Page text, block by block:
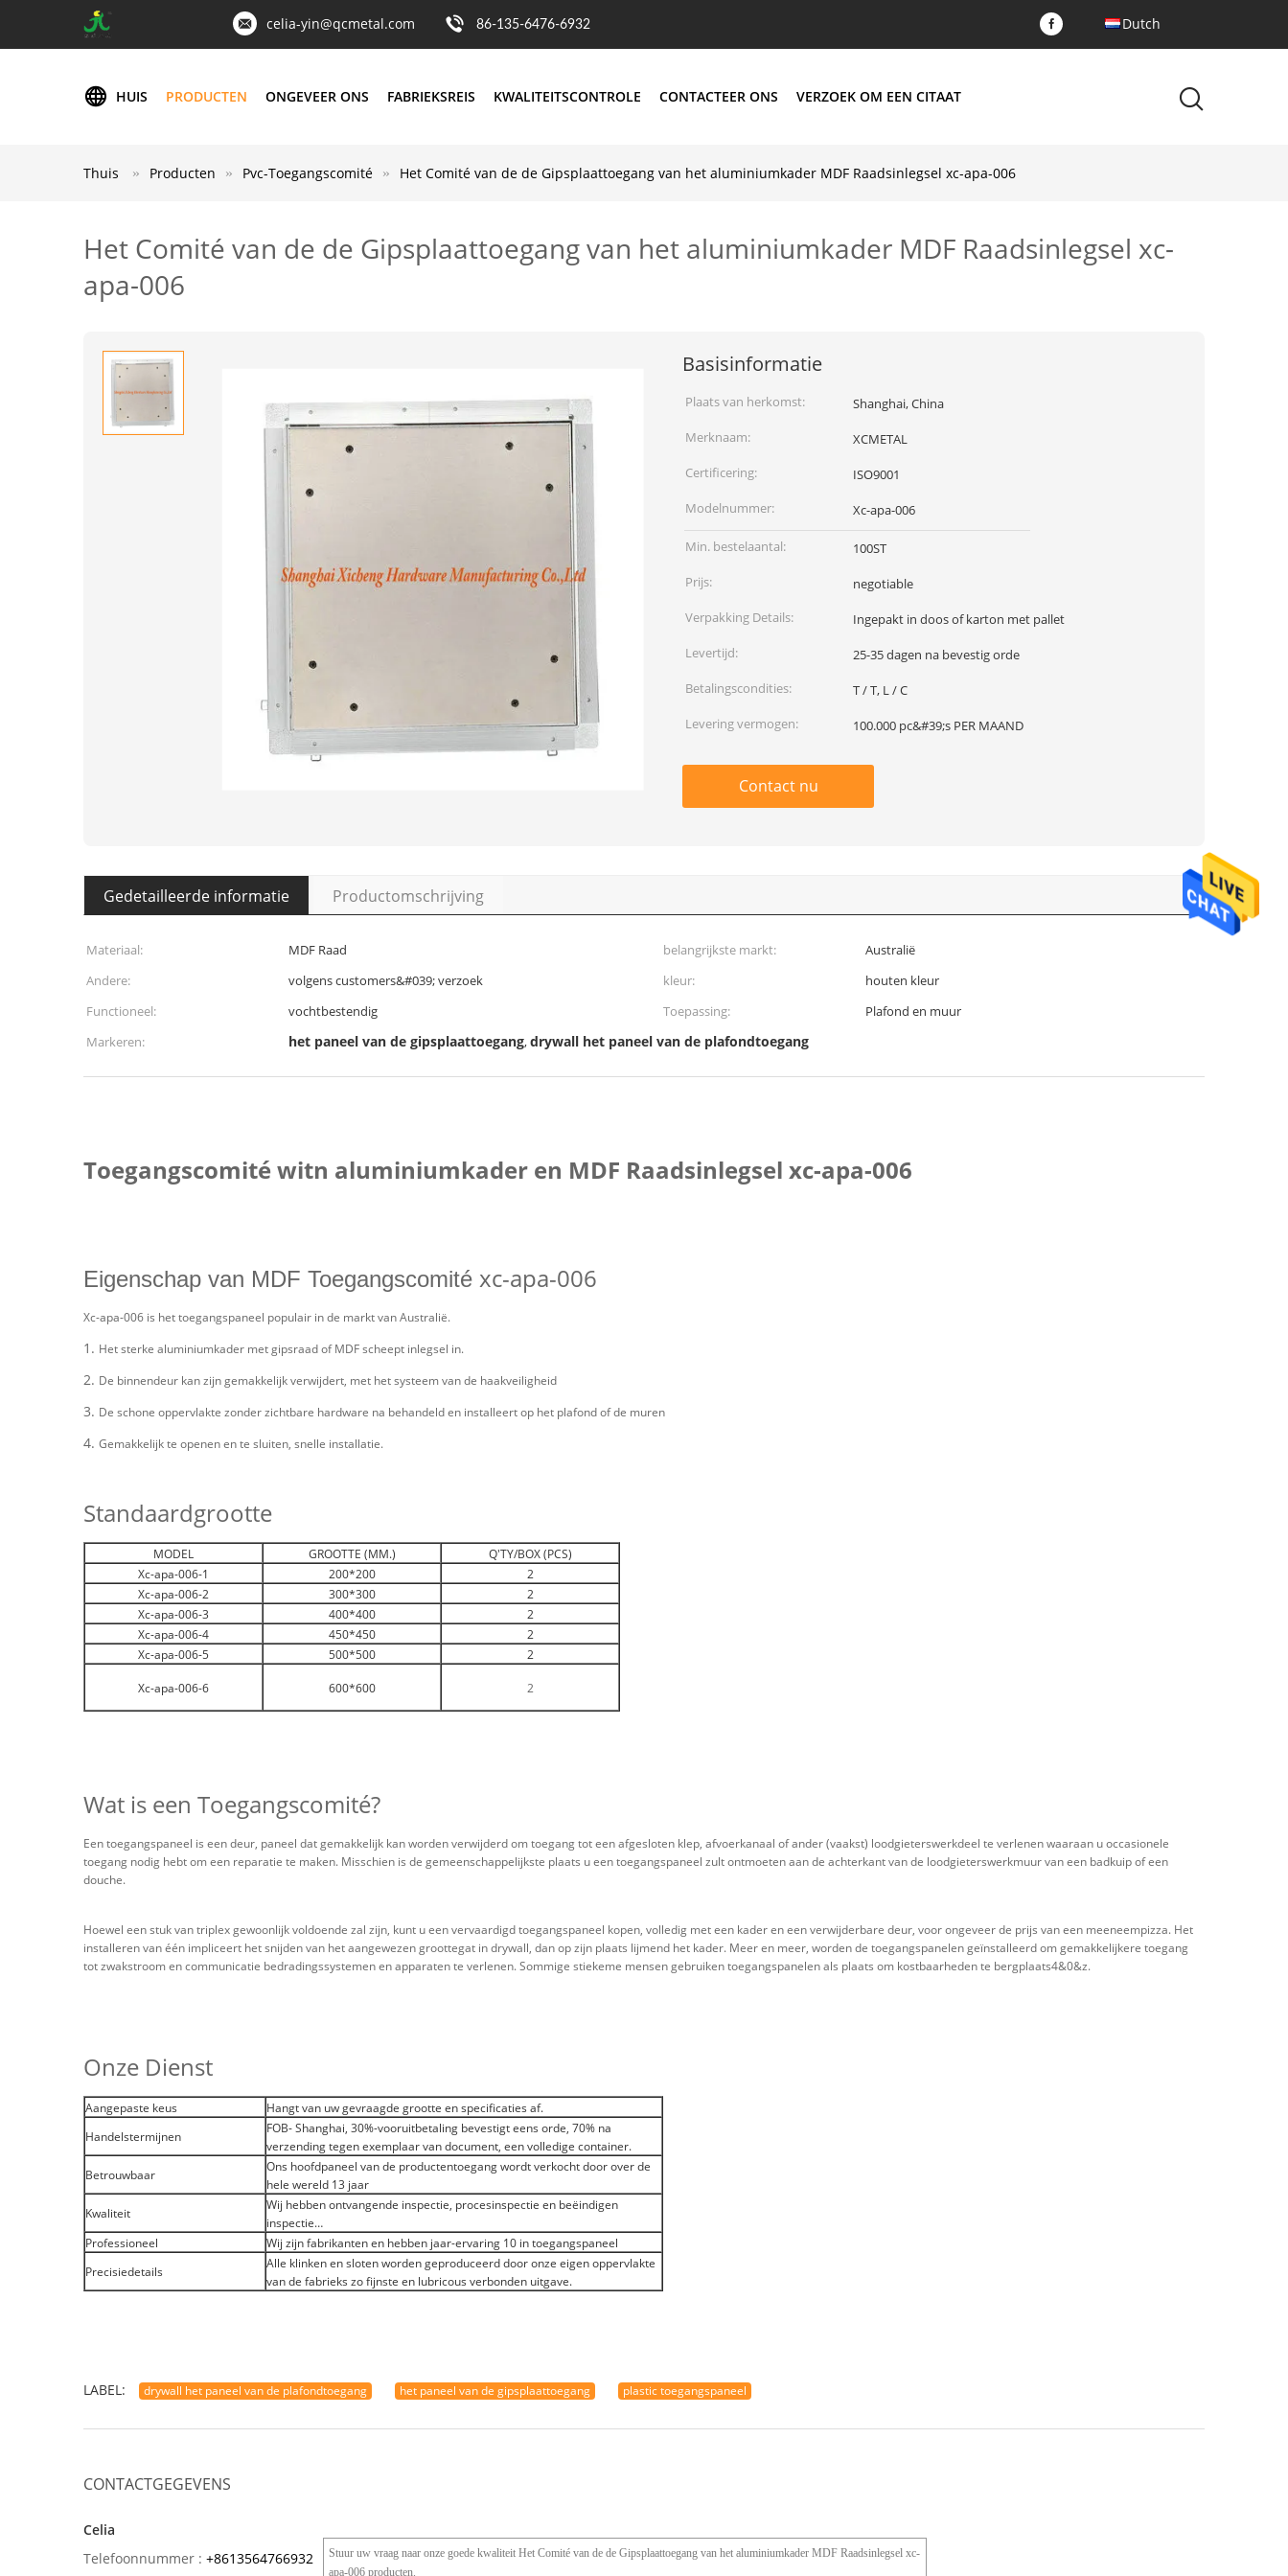
celia-yin@qcmetal.com 86-135-6476-6932 Dutch
HUIS PRODUCTEN ONGEVEER ONS FABRIEKSREIS KWALITEITSCONTROLE CONTACTEER ONS VERZOEK OM EEN CITAAT
Thuis Producten Pvc-Toegangscomité Het Comité van de de Gipsplaattoegang van het aluminiumkader MDF Raadsinlegsel xc-apa-006
Het Comité van de de Gipsplaattoegang van het aluminiumkader MDF Raadsinlegsel xc-
apa-006
Basisinformatie
Plaats van herkomst:
Shanghai, China
Merknaam:
XCMETAL
Certificering:
ISO9001
Modelnummer:
Xc-apa-006
Min. bestelaantal:
100ST
Prijs:
negotiable
Verpakking Details:
Ingepakt in doos of karton met pallet
Levertijd:
25-35 dagen na bevestig orde
Betalingscondities:
T / T, L / C
Levering vermogen:
100.000 pc&#39;s PER MAAND
Contact nu
Gedetailleerde informatie Productomschrijving
Materiaal: MDF Raad belangrijkste markt:
Australië
Andere:
volgens customers&#039; verzoek kleur:
houten kleur
Functioneel:
vochtbestendig Toepassing:
Plafond en muur
Markeren:
het paneel van de gipsplaattoegang,drywall het paneel van de plafondtoegang
Toegangscomité witn aluminiumkader en MDF Raadsinlegsel xc-apa-006
Eigenschap van MDF Toegangscomité xc-apa-006
Xc-apa-006 is het toegangspaneel populair in de markt van Australië.
1. Het sterke aluminiumkader met gipsraad of MDF scheept inlegsel in.
2. De binnendeur kan zijn gemakkelijk verwijdert, met het systeem van de haakveiligheid
3. De schone oppervlakte zonder zichtbare hardware na behandeld en installeert op het plafond of de muren
4. Gemakkelijk te openen en te sluiten, snelle installatie.
Standaardgrootte
MODEL GROOTTE (MM.)
Q'TY/BOX (PCS)
Xc-apa-006-1
200*200
2
Xc-apa-006-2
300*300
2
Xc-apa-006-3
400*400
2
Xc-apa-006-4
450*450
2
Xc-apa-006-5
500*500 2
Xc-apa-006-6 600*600 2
Wat is een Toegangscomité?
Een toegangspaneel is een deur, paneel dat gemakkelijk kan worden verwijderd om toegang tot een afgesloten klep, afvoerkanaal of ander (vaakst) loodgieterswerkdeel te verlenen waaraan u occasionele
toegang nodig hebt om een reparatie te maken. Misschien is de gemeenschappelijkste plaats u een toegangspaneel zult ontmoeten aan de achterkant van de loodgieterswerkmuur van een badkuip of een
douche.
Hoewel een stuk van triplex gewoonlijk voldoende zal zijn, kunt u een vervaardigd toegangspaneel kopen, volledig met een kader en een verwijderbare deur, voor ongeveer de prijs van een meeneempizza. Het
installeren van één impliceert het snijden van het aangewezen groottegat in drywall, dan op zijn plaats lijmend het kader. Meer en meer, worden de toegangspanelen geïnstalleerd om gemakkelijkere toegang
tot zwakstroom en communicatie bedradingssystemen en apparaten te verlenen. Sommige stiekeme mensen gebruiken toegangspanelen als plaats om kostbaarheden te bergplaats4&0&z.
Onze Dienst
Aangepaste keus
Hangt van uw gevraagde grootte en specificaties af.
Handelstermijnen
FOB- Shanghai, 30%-vooruitbetaling bevestigt eens orde, 70% na
verzending tegen exemplaar van document, een volledige container.
Betrouwbaar
Ons hoofdpaneel van de productentoegang wordt verkocht door over de
hele wereld 13 jaar
Kwaliteit
Wij hebben ontvangende inspectie, procesinspectie en beëindigen
inspectie…
Professioneel
Wij zijn fabrikanten en hebben jaar-ervaring 10 in toegangspaneel
Precisiedetails
Alle klinken en sloten worden geproduceerd door onze eigen oppervlakte
van de fabrieks zo fijnste en lubricous verbonden uitgave.
LABEL: drywall het paneel van de plafondtoegang het paneel van de gipsplaattoegang plastic toegangspaneel
CONTACTGEGEVENS
Celia
Telefoonnummer : +8613564766932